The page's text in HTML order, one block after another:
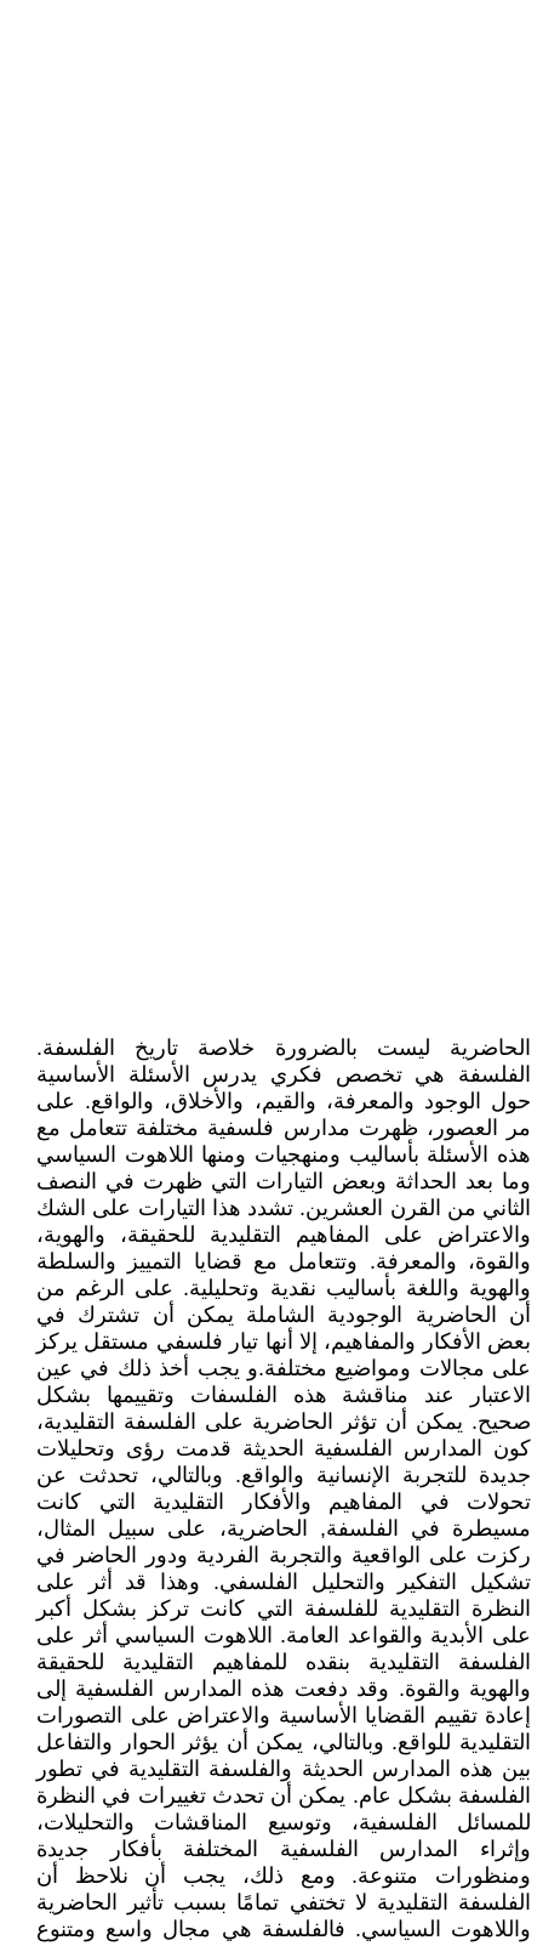
الحاضرية ليست بالضرورة خلاصة تاريخ الفلسفة.
الفلسفة هي تخصص فكري يدرس الأسئلة الأساسية
حول الوجود والمعرفة، والقيم، والأخلاق، والواقع. على
مر العصور، ظهرت مدارس فلسفية مختلفة تتعامل مع
هذه الأسئلة بأساليب ومنهجيات ومنها اللاهوت السياسي
وما بعد الحداثة وبعض التيارات التي ظهرت في النصف
الثاني من القرن العشرين. تشدد هذا التيارات على الشك
والاعتراض على المفاهيم التقليدية للحقيقة، والهوية،
والقوة، والمعرفة. وتتعامل مع قضايا التمييز والسلطة
والهوية واللغة بأساليب نقدية وتحليلية. على الرغم من
أن الحاضرية الوجودية الشاملة يمكن أن تشترك في
بعض الأفكار والمفاهيم، إلا أنها تيار فلسفي مستقل يركز
على مجالات ومواضيع مختلفة.و يجب أخذ ذلك في عين
الاعتبار عند مناقشة هذه الفلسفات وتقييمها بشكل
صحيح. يمكن أن تؤثر الحاضرية على الفلسفة التقليدية،
كون المدارس الفلسفية الحديثة قدمت رؤى وتحليلات
جديدة للتجربة الإنسانية والواقع. وبالتالي، تحدثت عن
تحولات في المفاهيم والأفكار التقليدية التي كانت
مسيطرة في الفلسفة, الحاضرية، على سبيل المثال،
ركزت على الواقعية والتجربة الفردية ودور الحاضر في
تشكيل التفكير والتحليل الفلسفي. وهذا قد أثر على
النظرة التقليدية للفلسفة التي كانت تركز بشكل أكبر
على الأبدية والقواعد العامة. اللاهوت السياسي أثر على
الفلسفة التقليدية بنقده للمفاهيم التقليدية للحقيقة
والهوية والقوة. وقد دفعت هذه المدارس الفلسفية إلى
إعادة تقييم القضايا الأساسية والاعتراض على التصورات
التقليدية للواقع. وبالتالي، يمكن أن يؤثر الحوار والتفاعل
بين هذه المدارس الحديثة والفلسفة التقليدية في تطور
الفلسفة بشكل عام. يمكن أن تحدث تغييرات في النظرة
للمسائل الفلسفية، وتوسيع المناقشات والتحليلات،
وإثراء المدارس الفلسفية المختلفة بأفكار جديدة
ومنظورات متنوعة. ومع ذلك، يجب أن نلاحظ أن
الفلسفة التقليدية لا تختفي تمامًا بسبب تأثير الحاضرية
واللاهوت السياسي. فالفلسفة هي مجال واسع ومتنوع